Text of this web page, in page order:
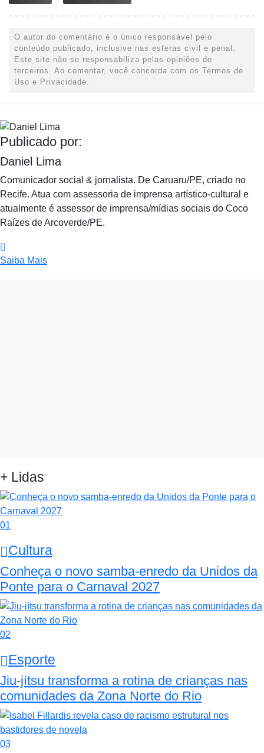
O autor do comentário é o único responsável pelo
conteúdo publicado, inclusive nas esferas civil e penal.
Este site não se responsabiliza pelas opiniões de
terceiros. Ao comentar, você concorda com os Termos de
Uso e Privacidade.
Publicado por:
Daniel Lima
Comunicador social & jornalista. De Caruaru/PE, criado no
Recife. Atua com assessoria de imprensa artístico-cultural e
atualmente é assessor de imprensa/mídias sociais do Coco
Raízes de Arcoverde/PE.
Saiba Mais
+ Lidas
01
Cultura
Conheça o novo samba-enredo da Unidos da
Ponte para o Carnaval 2027
02
Esporte
Jiu-jítsu transforma a rotina de crianças nas
comunidades da Zona Norte do Rio
03